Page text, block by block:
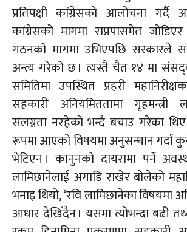
प्रतिपक्षी कांग्रेसको आलोचना
कांग्रेसको मागमा राप्रपासमेत
गठनको मागमा उभिएपछि सरकारले
अन्त्य गरेको छ । त्यस्तै चैत १४ मा
समितिमा उपस्थित प्रहरी
सहकारी अनियमिततामा गृहमन्त्री
संलग्नता नरहेको भन्दै बचाउ गरेका थिए
रूपमा आएको विषयमा अनुसन्धान गर्दा
भेटिएन । कानुनको दायरामा पर्ने
लामिछानेलाई अगाडि राखेर बोलेको
भनाइ थियो, ‘रवि लामिछानेका
आधार देखिँदैन । यसमा त्योभन्दा बढी